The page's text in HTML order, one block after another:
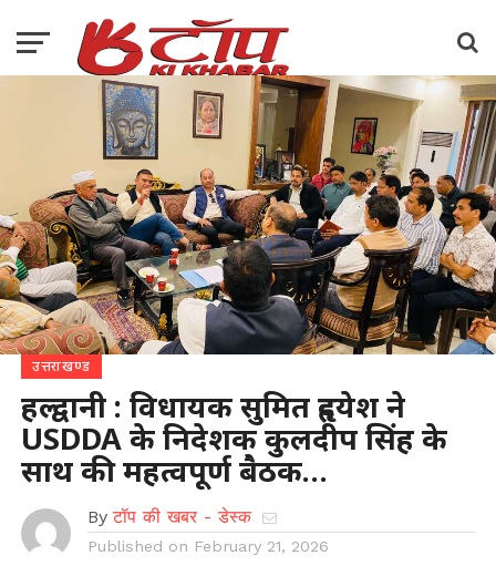
उत्तराखण्ड
हल्द्वानी : विधायक सुमित हृदयेश ने
USDDA के निदेशक कुलदीप सिंह के
साथ की महत्वपूर्ण बैठक…
By टॉप की खबर - डेस्क
Published on February 21, 2026